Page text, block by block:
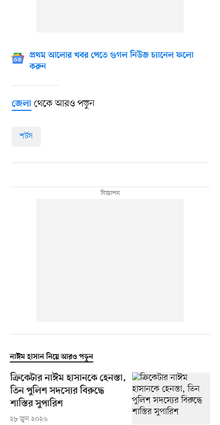
প্রথম আলোর খবর পেতে গুগল নিউজ চ্যানেল ফলো
করুন
জেলাথেকে আরও পড়ুন
শর্টস
নাঈম হাসান নিয়ে আরও পড়ুন
ক্রিকেটার নাঈম হাসানকে হেনস্তা,
তিন পুলিশ সদস্যের বিরুদ্ধে
শাস্তির সুপারিশ
২৮ জুন ২০২৬